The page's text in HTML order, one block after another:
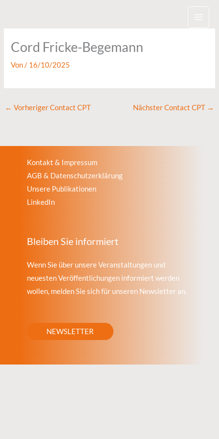
Cord Fricke-Begemann
Von/ 16/10/2025
← Vorheriger Contact CPT Nächster Contact CPT →
Kontakt & Impressum
AGB & Datenschutzerklärung
Unsere Publikationen
LinkedIn
Bleiben Sie informiert
Wenn Sie über unsere Veranstaltungen und
neuesten Veröffentlichungen informiert werden
wollen, melden Sie sich für unseren Newsletter an.
NEWSLETTER